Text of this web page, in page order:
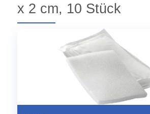
x 2 cm, 10 Stück